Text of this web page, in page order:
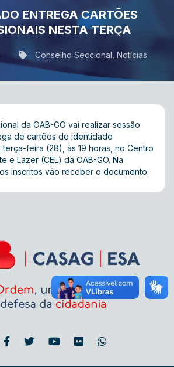
ENTREGA CARTÕES
NESTA TERÇA
Conselho Seccional Notícias
da OAB-GO vai realizar sessão
de cartões de identidade
feira (28), às 19 horas, no Centro
e Lazer (CEL) da OAB-GO. Na
inscritos vão receber o documento.